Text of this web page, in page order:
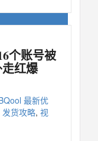
个账号被
红爆
最新优
发货攻略, 视